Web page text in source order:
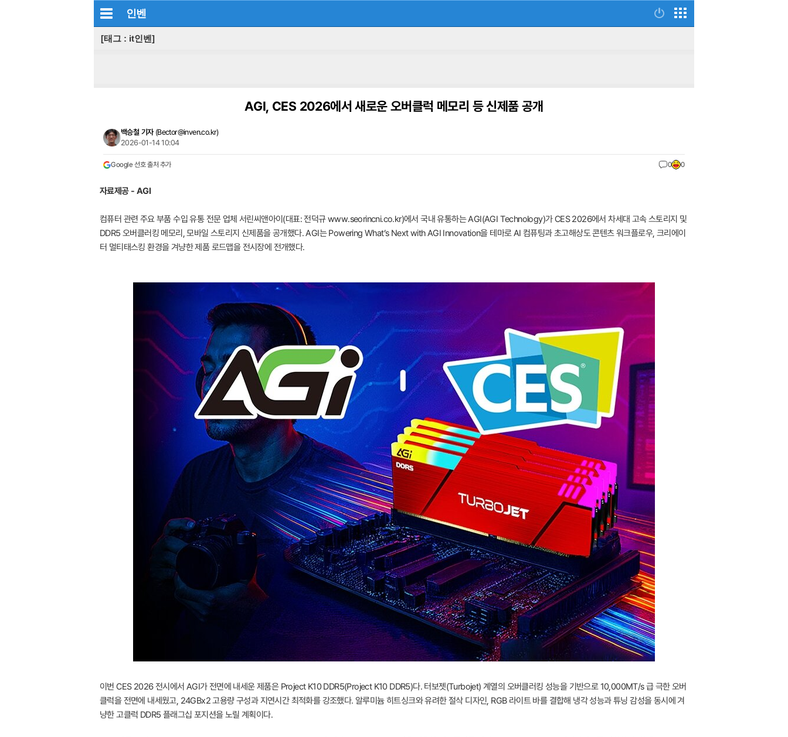
인벤
[태그 : it인벤]
AGI, CES 2026에서 새로운 오버클럭 메모리 등 신제품 공개
백승철 기자 (Bector@inven.co.kr)
2026-01-14 10:04
Google 선호 출처 추가 0 0
자료제공 - AGI
컴퓨터 관련 주요 부품 수입 유통 전문 업체 서린씨앤아이(대표: 전덕규 www.seorincni.co.kr)에서 국내 유통하는 AGI(AGI Technology)가 CES 2026에서 차세대 고속 스토리지 및
DDR5 오버클러킹 메모리, 모바일 스토리지 신제품을 공개했다. AGI는 Powering What’s Next with AGI Innovation을 테마로 AI 컴퓨팅과 초고해상도 콘텐츠 워크플로우, 크리에이
터 멀티태스킹 환경을 겨냥한 제품 로드맵을 전시장에 전개했다.
이번 CES 2026 전시에서 AGI가 전면에 내세운 제품은 Project K10 DDR5(Project K10 DDR5)다. 터보젯(Turbojet) 계열의 오버클러킹 성능을 기반으로 10,000MT/s 급 극한 오버
클럭을 전면에 내세웠고, 24GBx2 고용량 구성과 지연시간 최적화를 강조했다. 알루미늄 히트싱크와 유려한 절삭 디자인, RGB 라이트 바를 결합해 냉각 성능과 튜닝 감성을 동시에 겨
냥한 고클럭 DDR5 플래그십 포지션을 노릴 계획이다.